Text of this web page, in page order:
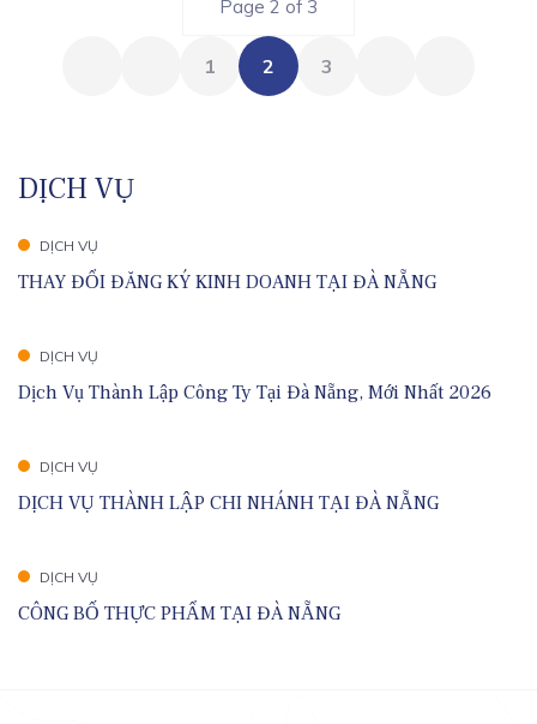
1 2 3
Page 2 of 3
DỊCH VỤ
DỊCH VỤ
THAY ĐỔI ĐĂNG KÝ KINH DOANH TẠI ĐÀ NẴNG
DỊCH VỤ
Dịch Vụ Thành Lập Công Ty Tại Đà Nẵng, Mới Nhất 2026
DỊCH VỤ
DỊCH VỤ THÀNH LẬP CHI NHÁNH TẠI ĐÀ NẴNG
DỊCH VỤ
CÔNG BỐ THỰC PHẨM TẠI ĐÀ NẴNG